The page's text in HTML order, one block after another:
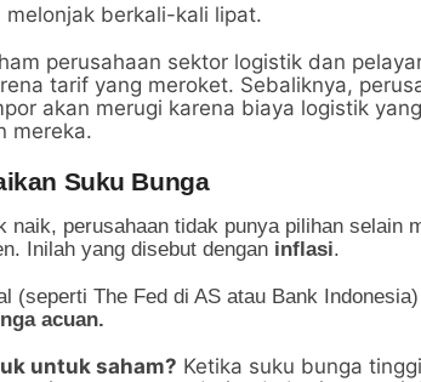
berkali-kali lipat.
perusahaan sektor logistik dan
tarif yang meroket. Sebaliknya,
akan merugi karena biaya logistik
mereka.
Suku Bunga
naik, perusahaan tidak punya pilihan selain
Inilah yang disebut dengan inflasi.
(seperti The Fed di AS atau Bank
acuan.
untuk saham? Ketika suku bunga